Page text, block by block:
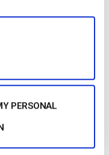
PERSONAL
de diverses manières.
avez la possibilité
vidéoet multimédia, y